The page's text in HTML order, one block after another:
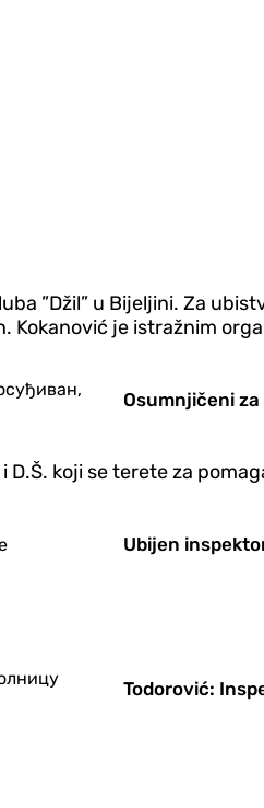
”Džil” u Bijeljini. Za
Kokanović je istražnim
Osumnjičeni
D.Š. koji se terete za
Ubijen
Todorović: